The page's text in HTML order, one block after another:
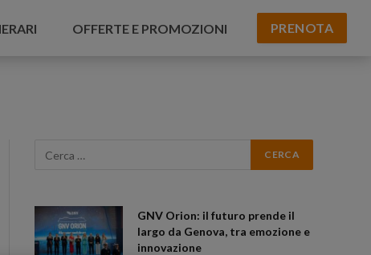
OFFERTE E PROMOZIONI PRENOTA
GNV Orion: il futuro prende il
largo da Genova, tra emozione e
innovazione